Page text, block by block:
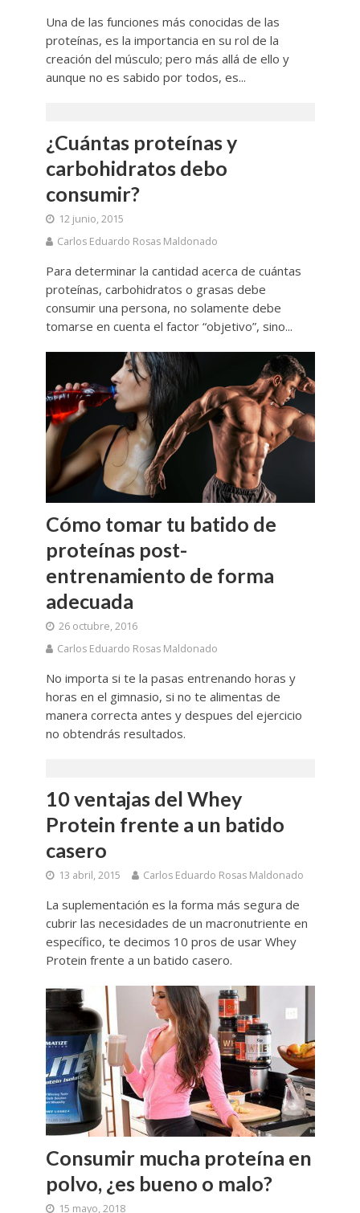
Una de las funciones más conocidas de las
proteínas, es la importancia en su rol de la
creación del músculo; pero más allá de ello y
aunque no es sabido por todos, es...
¿Cuántas proteínas y
carbohidratos debo
consumir?
12 junio, 2015
Carlos Eduardo Rosas Maldonado
Para determinar la cantidad acerca de cuántas
proteínas, carbohidratos o grasas debe
consumir una persona, no solamente debe
tomarse en cuenta el factor “objetivo”, sino...
Cómo tomar tu batido de
proteínas post-
entrenamiento de forma
adecuada
26 octubre, 2016
Carlos Eduardo Rosas Maldonado
No importa si te la pasas entrenando horas y
horas en el gimnasio, si no te alimentas de
manera correcta antes y despues del ejercicio
no obtendrás resultados.
10 ventajas del Whey
Protein frente a un batido
casero
13 abril, 2015 Carlos Eduardo Rosas Maldonado
La suplementación es la forma más segura de
cubrir las necesidades de un macronutriente en
específico, te decimos 10 pros de usar Whey
Protein frente a un batido casero.
Consumir mucha proteína en
polvo, ¿es bueno o malo?
15 mayo, 2018